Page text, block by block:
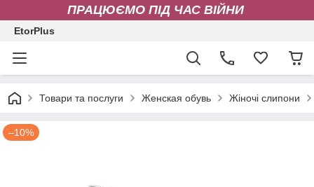
ПРАЦЮЄМО ПІД ЧАС ВІЙНИ
EtorPlus
Товари та послуги Женская обувь Жіночі слипони
–10%